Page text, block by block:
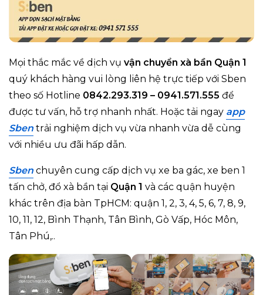
Mọi thắc mắc về dịch vụ vận chuyển xà bần Quận 1
quý khách hàng vui lòng liên hệ trực tiếp với Sben
theo số Hotline 0842.293.319 – 0941.571.555 để
được tư vấn, hỗ trợ nhanh nhất. Hoặc tải ngay app
Sben trải nghiệm dịch vụ vừa nhanh vừa dễ cùng
với nhiều ưu đãi hấp dẫn.
Sben chuyên cung cấp dịch vụ xe ba gác, xe ben 1
tấn chở, đổ xà bần tại Quận 1 và các quận huyện
khác trên địa bàn TpHCM: quận 1, 2, 3, 4, 5, 6, 7, 8, 9,
10, 11, 12, Bình Thạnh, Tân Bình, Gò Vấp, Hóc Môn,
Tân Phú,..